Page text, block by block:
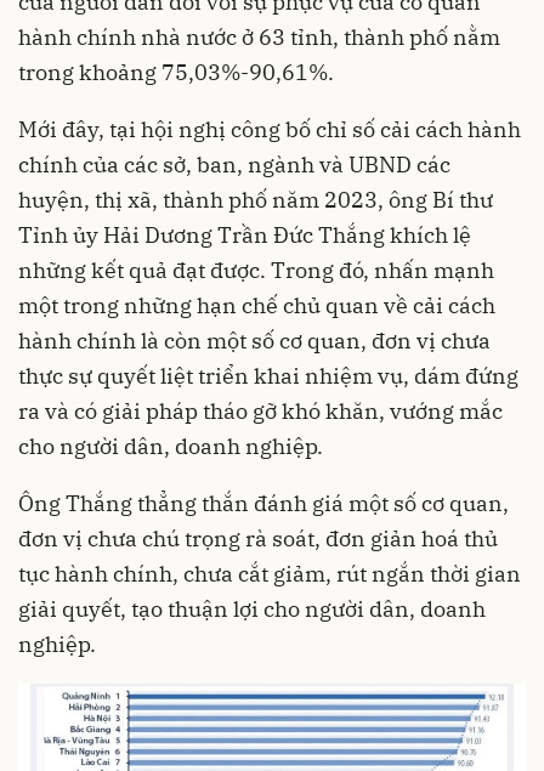
hành chính nhà nước ở 63 tỉnh, thành phố nằm
trong khoảng 75,03%-90,61%.
Mới đây, tại hội nghị công bố chỉ số cải cách hành
chính của các sở, ban, ngành và UBND các
huyện, thị xã, thành phố năm 2023, ông Bí thư
Tỉnh ủy Hải Dương Trần Đức Thắng khích lệ
những kết quả đạt được. Trong đó, nhấn mạnh
một trong những hạn chế chủ quan về cải cách
hành chính là còn một số cơ quan, đơn vị chưa
thực sự quyết liệt triển khai nhiệm vụ, dám đứng
ra và có giải pháp tháo gỡ khó khăn, vướng mắc
cho người dân, doanh nghiệp.
Ông Thắng thẳng thắn đánh giá một số cơ quan,
đơn vị chưa chú trọng rà soát, đơn giản hoá thủ
tục hành chính, chưa cắt giảm, rút ngắn thời gian
giải quyết, tạo thuận lợi cho người dân, doanh
nghiệp.